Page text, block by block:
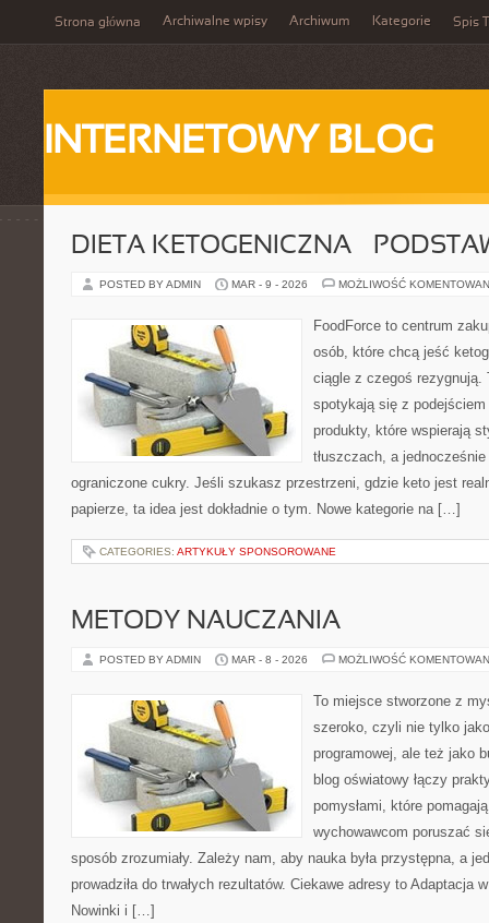
Strona główna Archiwalne wpisy Archiwum Kategorie Spis
INTERNETOWY BLOG
DIETA KETOGENICZNA –
POSTED BY ADMIN MAR - 9 - 2026 MOŻLIWOŚĆ
FoodForce to centrum
osób, które chcą jeść
ciągle z czegoś
spotykają się z
produkty, które wspierają
tłuszczach, a
ograniczone cukry. Jeśli szukasz przestrzeni, gdzie keto jest
papierze, ta idea jest dokładnie o tym. Nowe kategorie na […]
CATEGORIES: ARTYKUŁY SPONSOROWANE
METODY NAUCZANIA
POSTED BY ADMIN MAR - 8 - 2026 MOŻLIWOŚĆ
To miejsce stworzone z
szeroko, czyli nie tylko
programowej, ale też jako
blog oświatowy łączy
pomysłami, które
wychowawcom poruszać
sposób zrozumiały. Zależy nam, aby nauka była przystępna, a
prowadziła do trwałych rezultatów. Ciekawe adresy to Adaptacja
Nowinki i […]